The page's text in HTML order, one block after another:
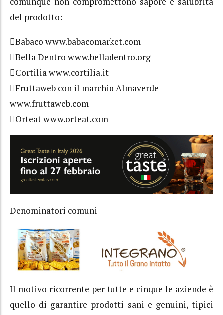
del prodotto:
Babaco www.babacomarket.com
Bella Dentro www.belladentro.org
Cortilia www.cortilia.it
Fruttaweb con il marchio Almaverde
www.fruttaweb.com
Orteat www.orteat.com
Denominatori comuni
Il motivo ricorrente per tutte e cinque le aziende è
quello di garantire prodotti sani e genuini, tipici